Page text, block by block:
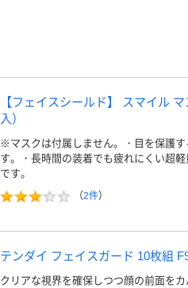
【フェイスシールド】 スマイル
入）
※マスクは付属しません。・目を保護
す。・長時間の装着でも疲れにくい超
です。
（2件）
テンダイ フェイスガード 10枚組
クリアな視界を確保しつつ顔の前面を